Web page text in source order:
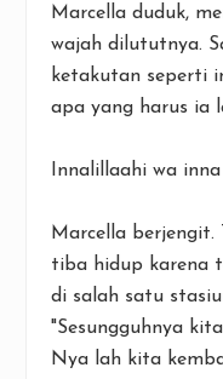
Marcella duduk,
wajah dilututnya.
ketakutan seperti
apa yang harus ia
Innalillaahi wa
Marcella
tiba hidup karena
di salah satu
"Sesungguhnya
Nya lah kita